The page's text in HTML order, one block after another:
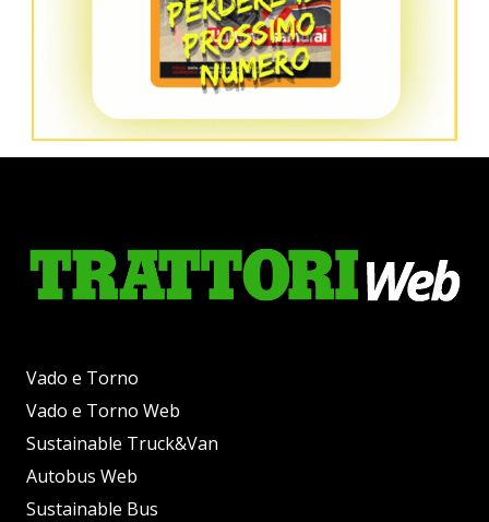
Vado e Torno
Vado e Torno Web
Sustainable Truck&Van
Autobus Web
Sustainable Bus